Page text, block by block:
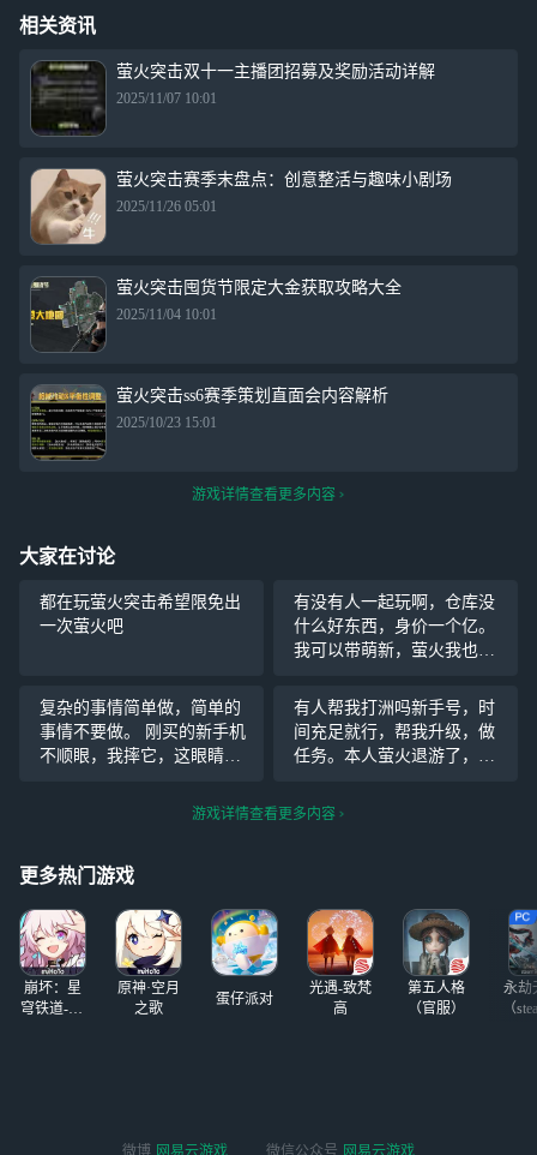
相关资讯
萤火突击双十一主播团招募及奖励活动详解
2025/11/07 10:01
萤火突击赛季末盘点：创意整活与趣味小剧场
2025/11/26 05:01
萤火突击囤货节限定大金获取攻略大全
2025/11/04 10:01
萤火突击ss6赛季策划直面会内容解析
2025/10/23 15:01
游戏详情查看更多内容
大家在讨论
都在玩萤火突击希望限免出
一次萤火吧
有没有人一起玩啊，仓库没
什么好东西，身价一个亿。
我可以带萌新，萤火我也不
和老鼠追风汤姆干上标，可
以选一个人送科技星环法
老。
复杂的事情简单做，简单的
事情不要做。 刚买的新手机
不顺眼，我摔它，这眼睛歪
事 厕所里有人不冲的奥利
吃它，我吐他，我再吃它！
有人帮我打洲吗新手号，时
间充足就行，帮我升级，做
任务。本人萤火退游了，每
运币，三角洲九格做好送能
游戏详情查看更多内容
更多热门游戏
崩坏：星
穹铁道-4.4
原神·空月
之歌
蛋仔派对
光遇-致梵
高
第五人格
（官服）
永劫
（